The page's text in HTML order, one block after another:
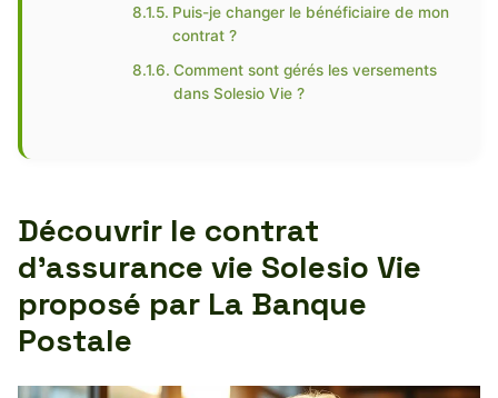
Puis-je changer le bénéficiaire de mon
contrat ?
Comment sont gérés les versements
dans Solesio Vie ?
Découvrir le contrat
d’assurance vie Solesio Vie
proposé par La Banque
Postale